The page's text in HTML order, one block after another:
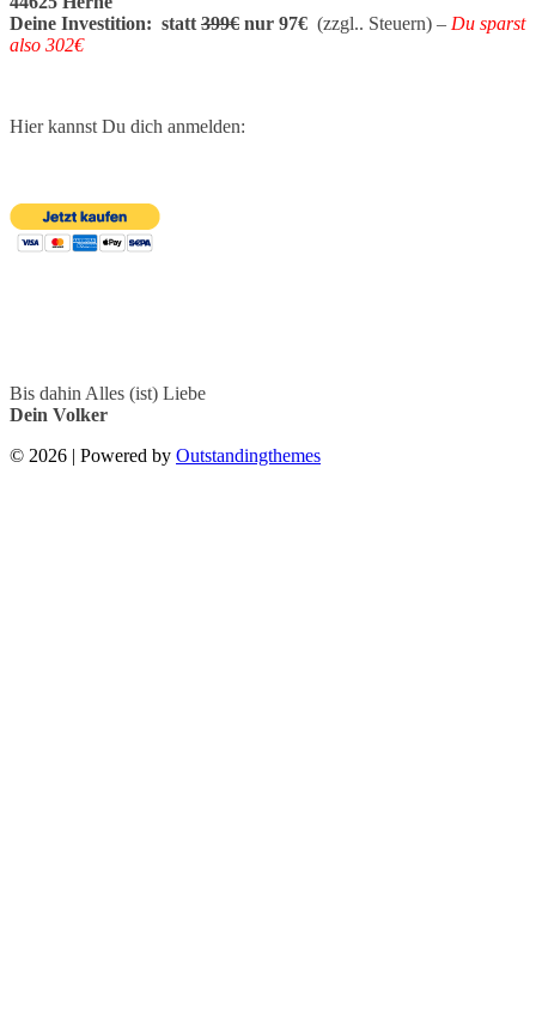
Deine Investition: statt 399€ nur 97€ (zzgl.. Steuern) – Du sparst
also 302€
Hier kannst Du dich anmelden:
Bis dahin Alles (ist) Liebe
Dein Volker
© 2026 | Powered by Outstandingthemes